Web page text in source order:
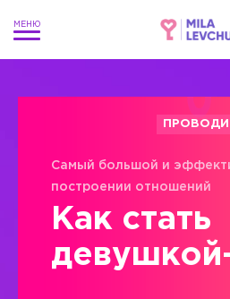
Самый большой и
построении отношений
Как стать